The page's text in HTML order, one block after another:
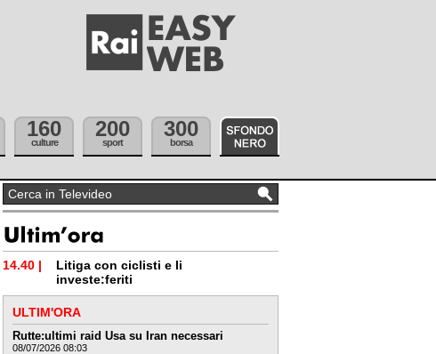
160
culture
200
sport
300
borsa
14.40 |
Litiga con ciclisti e li
investe:feriti
ULTIM'ORA
Rutte:ultimi raid Usa su Iran necessari
08/07/2026 08:03